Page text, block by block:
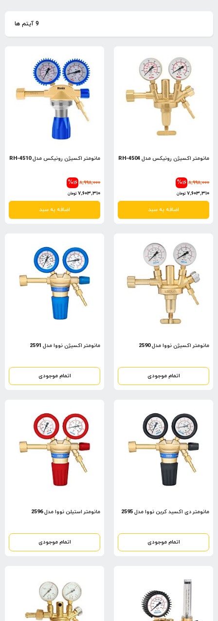
9 آیتم ها
مانومتر اکسیژن رونیکس مدل RH-4504
%16 8,998,000
7,603,310تومان
اضافه به سبد
مانومتر اکسیژن رونیکس مدل RH-4510
%16 8,998,000
7,603,310تومان
اضافه به سبد
مانومتر اکسیژن نووا مدل 2590
اتمام موجودی
مانومتر اکسیژن نووا مدل 2591
اتمام موجودی
مانومتر دی اکسید کربن نووا مدل 2595
اتمام موجودی
مانومتر استیلن نووا مدل 2596
اتمام موجودی